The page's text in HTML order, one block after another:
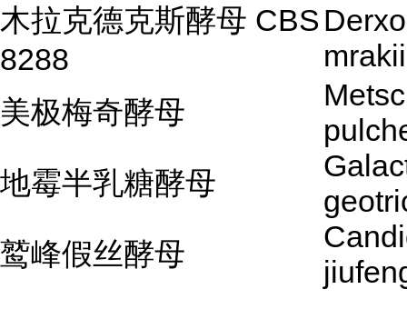
木拉克德克斯酵母 CBS
8288
mrakii
美极梅奇酵母
地霉半乳糖酵母
鹫峰假丝酵母